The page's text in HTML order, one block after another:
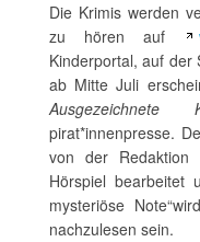
Die Krimis werden
zu hören auf
Kinderportal, auf der
ab Mitte Juli
Ausgezeichnete
pirat*innenpresse.
von der Redaktion
Hörspiel bearbeitet
mysteriöse
nachzulesen sein.